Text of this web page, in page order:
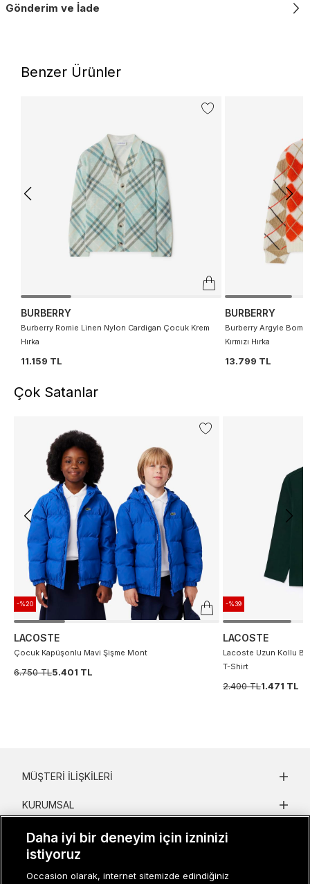
Gönderim ve İade
Benzer Ürünler
BURBERRY
Burberry Romie Linen Nylon Cardigan Çocuk Krem
Hırka
11.159 TL
BURBERRY
Burberry Argyle
Kırmızı Hırka
13.799 TL
Çok Satanlar
-%20
LACOSTE
Çocuk Kapüşonlu Mavi Şişme Mont
6.750 TL5.401 TL
-%39
LACOSTE
Lacoste Uzun Kollu
T-Shirt
2.400 TL1.471 TL
MÜŞTERI İLIŞKILERI
KURUMSAL
KADIN KATEGORILER
GRUP MARKALAR
Daha iyi bir deneyim için izninizi
istiyoruz
Occasion olarak, internet sitemizde edindiğiniz